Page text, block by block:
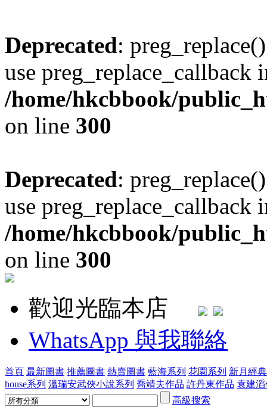
Deprecated:
use preg_replace_callback
/home/hkcbbook/
on line 300
Deprecated:
use preg_replace_callback
/home/hkcbbook/
on line 300
歡迎光臨本店
WhatsApp 與我聯絡
首頁 最新圖書 推薦圖書 熱賣圖書 藍海系列 花園系列 新月經
house系列 溫瑞安武俠小說系列 喬靖夫作品 許丹東作品 袁建
高級搜索